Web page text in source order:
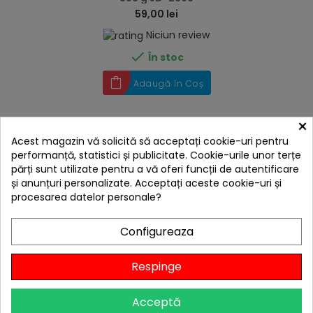
59,00 lei
Niciun review
 În stoc
Adaugă în Coș
×
Acest magazin vă solicită să acceptați cookie-uri pentru
performanță, statistici și publicitate. Cookie-urile unor terțe
părți sunt utilizate pentru a vă oferi funcții de autentificare
și anunțuri personalizate. Acceptați aceste cookie-uri și
procesarea datelor personale?
Configureaza
Respinge
Acceptă